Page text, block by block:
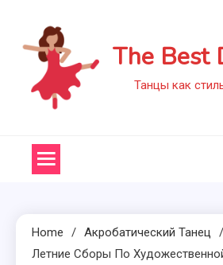
content
The Best
Танцы как
Home
Акробатический Танец
Летние Сборы По